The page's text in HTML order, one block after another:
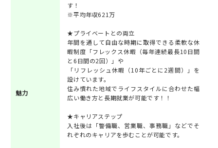
魅力
す！
※平均年収621万
★プライベートとの両立
年間を通して自由な時期に取得できる柔軟な休
暇制度「フレックス休暇（毎年連続最長10日間
と6日間の2回）」や
「リフレッシュ休暇（10年ごとに2週間）」を
設けています。
住み慣れた地域でライフスタイルに合わせた幅
広い働き方と長期就業が可能です！！
★キャリアステップ
入社後は「警備職、営業職、事務職」などでそ
れぞれのキャリアを歩むことが可能です。